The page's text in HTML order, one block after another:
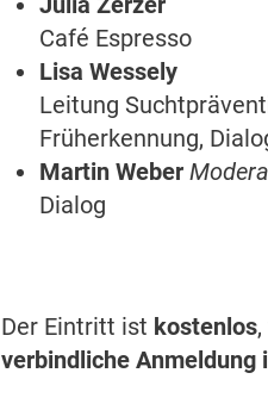
Café Espresso
Lisa Wessely
Leitung
Früherkennung,
Martin Weber
Dialog
Der Eintritt ist kostenlos
verbindliche Anmeldung